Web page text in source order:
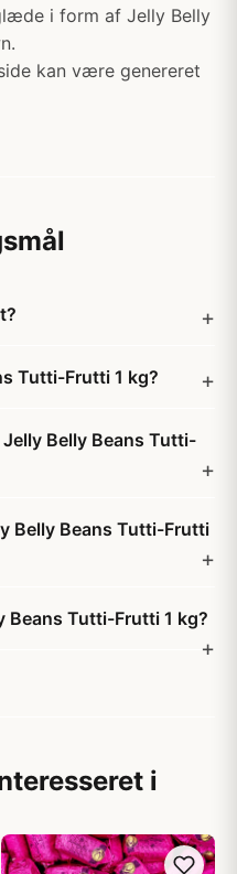
i form af Jelly Belly
kan være genereret
Tutti-Frutti 1 kg?
Belly Beans Tutti-
Belly Beans Tutti-Frutti
Beans Tutti-Frutti 1 kg?
i